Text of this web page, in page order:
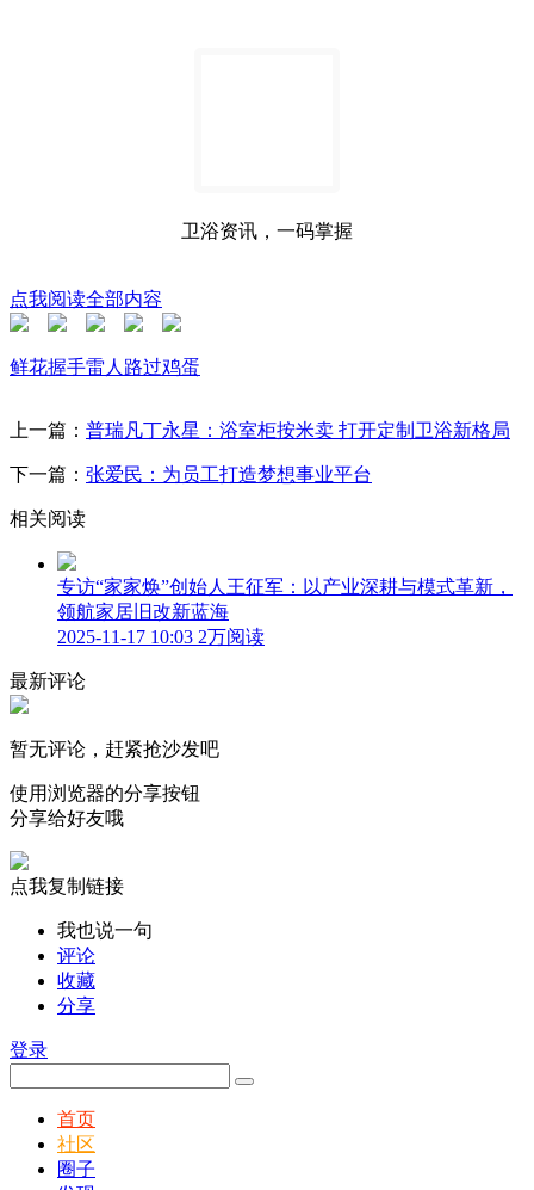
卫浴资讯，一码掌握
点我阅读全部内容
鲜花握手雷人 路过鸡蛋
上一篇： 普瑞凡丁永星：浴室柜按米卖 打开定制卫浴新格局
下一篇： 张爱民：为员工打造梦想事业平台
相关阅读
专访“家家焕”创始人王征军：以产业深耕与模式革新，
领航家居旧改新蓝海
2025-11-17 10:03 2万阅读
最新评论
暂无评论，赶紧抢沙发吧
使用浏览器的分享按钮
分享给好友哦
点我复制链接
我也说一句
评论
收藏
分享
登录
首页
社区
圈子